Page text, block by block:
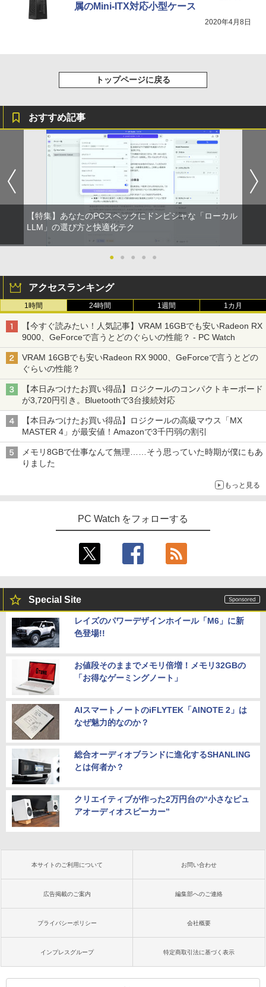
属のMini-ITX対応小型ケース
2020年4月8日
トップページに戻る
おすすめ記事
【特集】あなたのPCスペックにドンピシャな「ローカル
LLM」の選び方と快適化テク
● ● ● ● ●
アクセスランキング
1時間 24時間 1週間 1カ月
【今すぐ読みたい！人気記事】VRAM 16GBでも安いRadeon RX
9000、GeForceで言うとどのぐらいの性能？ - PC Watch
VRAM 16GBでも安いRadeon RX 9000、GeForceで言うとどの
ぐらいの性能？
【本日みつけたお買い得品】ロジクールのコンパクトキーボード
が3,720円引き。Bluetoothで3台接続対応
【本日みつけたお買い得品】ロジクールの高級マウス「MX
MASTER 4」が最安値！Amazonで3千円弱の割引
メモリ8GBで仕事なんて無理……そう思っていた時期が僕にもあ
りました
もっと見る
PC Watch をフォローする
Special Site
レイズのパワーデザインホイール「M6」に新
色登場!!
お値段そのままでメモリ倍増！メモリ32GBの
「お得なゲーミングノート」
AIスマートノートのiFLYTEK「AINOTE 2」は
なぜ魅力的なのか？
総合オーディオブランドに進化するSHANLING
とは何者か？
クリエイティブが作った2万円台の“小さなピュ
アオーディオスピーカー”
本サイトのご利用について お問い合わせ
広告掲載のご案内 編集部へのご連絡
プライバシーポリシー 会社概要
インプレスグループ 特定商取引法に基づく表示